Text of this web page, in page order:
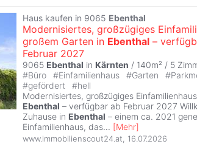
Haus kaufen in 9065 Ebenthal
Modernisiertes, großzügiges
großem Garten in Ebenthal –
Februar 2027
9065 Ebenthal in Kärnten / 140m² / 5
#Büro #Einfamilienhaus #Garten #
#gefördert #hell
Modernisiertes, großzügiges
Ebenthal – verfügbar ab Februar 2027
Zuhause in Ebenthal – einem ca. 2021
Einfamilienhaus, das... [Mehr]
www.immobilienscout24.at 16.07.2026